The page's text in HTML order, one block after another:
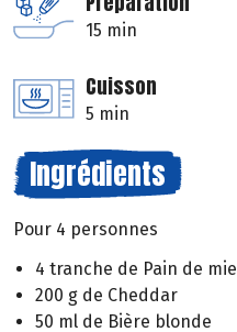
15 min
Cuisson
5 min
Ingrédients
Pour 4 personnes
4 tranche de Pain de mie
200 g de Cheddar
50 ml de Bière blonde